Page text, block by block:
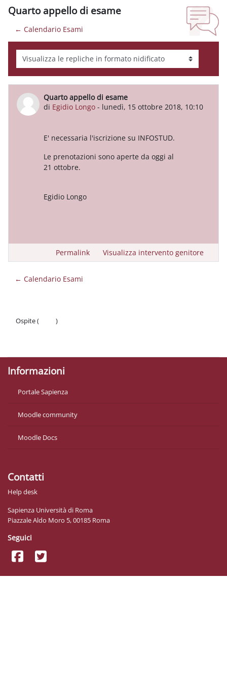
Quarto appello di esame
← Calendario Esami
Modalità visualizzazione
Quarto appello di esame
di Egidio Longo - lunedì, 15 ottobre 2018, 10:10
Numero di risposte: 0
E' necessaria l'iscrizione su INFOSTUD.
Le prenotazioni sono aperte da oggi al
21 ottobre.
Egidio Longo
Permalink Visualizza intervento genitore
← Calendario Esami
Ospite (
)
Informazioni
Portale Sapienza
Moodle community
Moodle Docs
Contatti
Help desk
Sapienza Università di Roma
Piazzale Aldo Moro 5, 00185 Roma
Seguici